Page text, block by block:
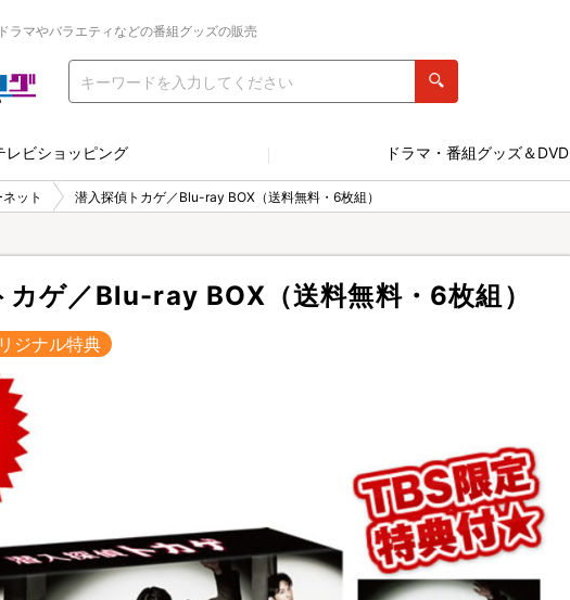
ラマやバラエティなどの番組グッズの販売
レビショッピング ドラマ・番組グッズ＆DVD
ット 潜入探偵トカゲ／Blu-ray BOX（送料無料・6枚組）
カゲ／Blu-ray BOX（送料無料・6枚組）
ジナル特典